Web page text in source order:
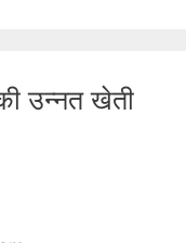
उन्नत खेती